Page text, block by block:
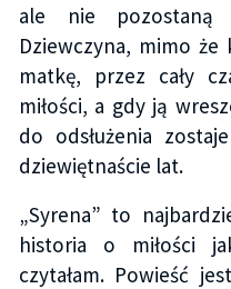
ale nie pozostaną
Dziewczyna, mimo
matkę, przez cały
miłości, a gdy ją
do odsłużenia
dziewiętnaście lat.
„Syrena” to
historia o miłości
czytałam. Powieść